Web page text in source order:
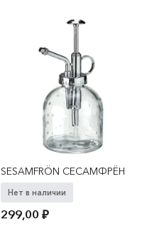
SESAMFRÖN СЕСАМФРЁН
Нет в наличии
299,00₽